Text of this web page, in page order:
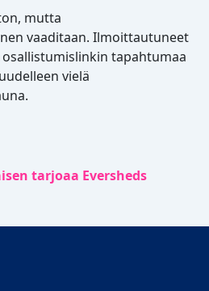
mutta
vaaditaan. Ilmoittautuneet
tapahtumaa
vielä
tarjoaa Eversheds